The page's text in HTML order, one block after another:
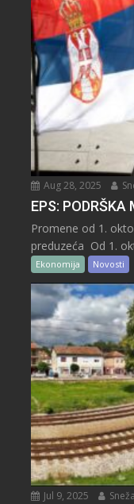
Aug 28, 2025
EPS: PODRŠKA
Promene od 1.
preduzeća Od 1.
Ekonomija Novosti
Jul 9, 2025